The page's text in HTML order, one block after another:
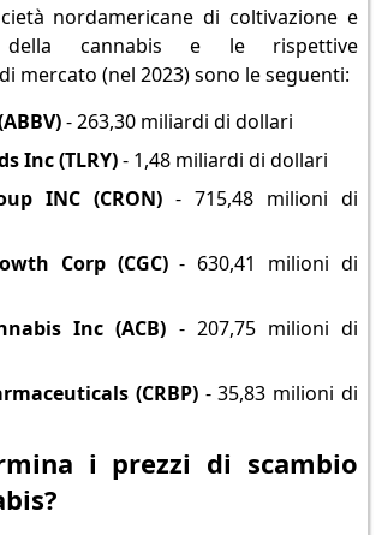
nordamericane di coltivazione e
della cannabis e le rispettive
mercato (nel 2023) sono le seguenti:
- 263,30 miliardi di dollari
Inc (TLRY)- 1,48 miliardi di dollari
INC (CRON)- 715,48 milioni di
Corp (CGC)- 630,41 milioni di
Inc (ACB) - 207,75 milioni di
(CRBP)- 35,83 milioni di
i prezzi di scambio